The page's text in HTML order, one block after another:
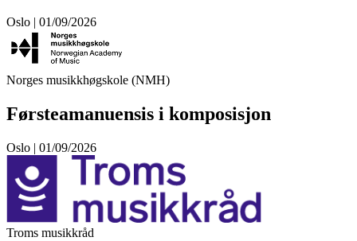
Oslo | 01/09/2026
Norges musikkhøgskole (NMH)
Førsteamanuensis i komposisjon
Oslo | 01/09/2026
Troms musikkråd